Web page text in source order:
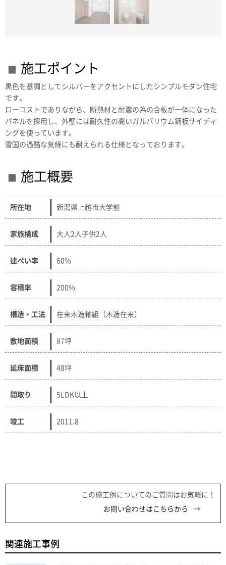
施工ポイント
黒色を基調としてシルバーをアクセントにしたシンプルモダン住宅
です。
ローコストでありながら、断熱材と耐震の為の合板が一体になった
パネルを採用し、外壁には耐久性の高いガルバリウム鋼板サイディ
ングを使っています。
雪国の過酷な気候にも耐えられる仕様となっております。
施工概要
所在地 新潟県上越市大学前
家族構成 大人2人子供2人
建ぺい率 60%
容積率 200%
構造・工法 在来木造軸組（木造在来）
敷地面積 87坪
延床面積 48坪
間取り 5LDK以上
竣工 2011.8
この施工例についてのご質問はお気軽に！
お問い合わせはこちらから
関連施工事例